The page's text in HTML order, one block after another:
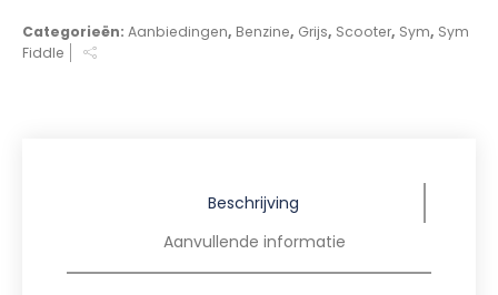
Categorieën: Aanbiedingen, Benzine, Grijs, Scooter, Sym, Sym
Fiddle
Beschrijving
Aanvullende informatie